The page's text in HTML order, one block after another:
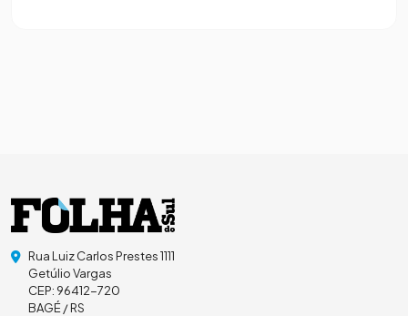
Rua Luiz Carlos Prestes 1111
Getúlio Vargas
CEP: 96412-720
BAGÉ / RS